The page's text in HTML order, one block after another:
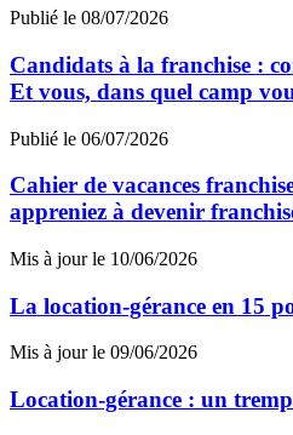
Publié le 08/07/2026
Candidats à la franchise :
Et vous, dans quel camp
Publié le 06/07/2026
Cahier de vacances
appreniez à devenir
Mis à jour le 10/06/2026
La location-gérance en 15
Mis à jour le 09/06/2026
Location-gérance : un